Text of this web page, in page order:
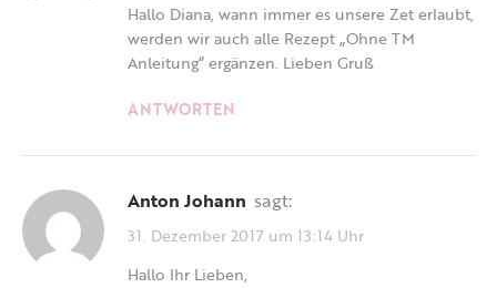
Hallo Diana, wann immer es unsere Zet erlaubt,
werden wir auch alle Rezept „Ohne TM
Anleitung“ ergänzen. Lieben Gruß
ANTWORTEN
Anton Johann sagt:
31. Dezember 2017 um 13:14 Uhr
Hallo Ihr Lieben,